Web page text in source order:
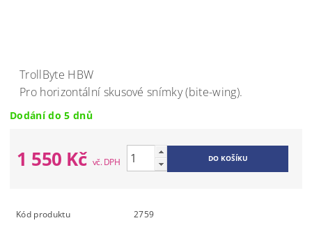
TrollByte HBW
Pro horizontální skusové snímky (bite-wing).
Dodání do 5 dnů
1 550 Kč
Kód produktu 2759